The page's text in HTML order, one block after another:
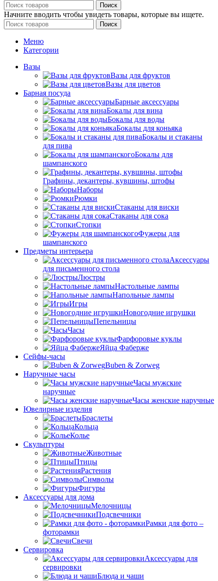
Поиск
Начните вводить чтобы увидеть товары, которые вы ищете.
Поиск
Меню
Категории
Вазы
Вазы для фруктов
Вазы для цветов
Барная посуда
Барные аксессуары
Бокалы для вина
Бокалы для воды
Бокалы для коньяка
Бокалы и стаканы
для пива
Бокалы для
шампанского
Графины, декантеры, кувшины, штофы
Наборы
Рюмки
Стаканы для виски
Стаканы для сока
Стопки
Фужеры для
шампанского
Предметы интерьера
Аксессуары
для письменного стола
Люстры
Настольные лампы
Напольные лампы
Игры
Новогодние игрушки
Пепельницы
Часы
Фарфоровые куклы
Яйца Фаберже
Сейфы-часы
Buben & Zorweg
Наручные часы
Часы мужские
наручные
Часы женские наручные
Ювелирные изделия
Браслеты
Кольца
Колье
Скульптуры
Животные
Птицы
Растения
Символы
Фигуры
Аксессуары для дома
Мелочницы
Подсвечники
Рамки для фото –
фоторамки
Свечи
Сервировка
Аксессуары для
сервировки
Блюда и чаши